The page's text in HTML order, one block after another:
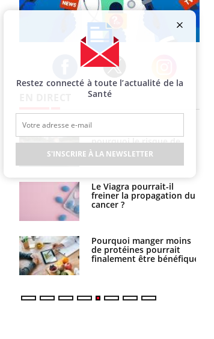
Facebook Twitter Instagram
pourquoi le risque de
noyade grimpe-t-il ?
Le Viagra pourrait-il
freiner la propagation du
cancer ?
Pourquoi manger moins
de protéines pourrait
finalement être bénéfique
Restez connecté à toute l’actualité de la
Santé
S'INSCRIRE À LA NEWSLETTER